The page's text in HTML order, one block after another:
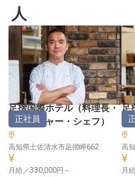
すリトリートホテルです。※この求
人は2022年5月16日時点の情報で
す
人
足摺国際ホテル（料理長・
マネージャー・シェフ ）
正社員
高知県土佐清水市足摺岬662
月給／330,000円～
足
高
月